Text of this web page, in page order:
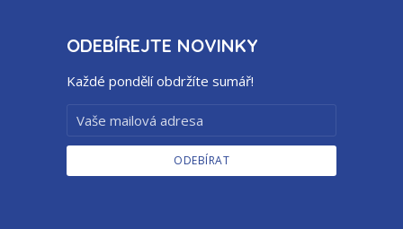
ODEBÍREJTE NOVINKY
Každé pondělí obdržíte sumář!